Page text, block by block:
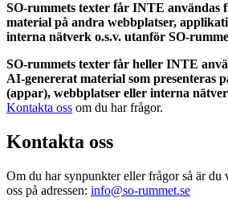
SO-rummets texter får INTE användas
material på andra webbplatser,
interna nätverk o.s.v. utanför SO-
SO-rummets texter får heller INTE
AI-genererat material som presenteras
(appar), webbplatser eller interna
Kontakta oss om du har frågor.
Kontakta oss
Om du har synpunkter eller frågor så är du
oss på adressen: info@so-rummet.se